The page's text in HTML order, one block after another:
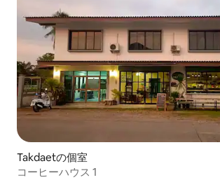
Takdaetの個室
コーヒーハウス 1